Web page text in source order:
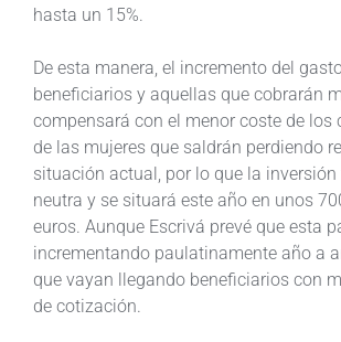
hasta un 15%.
De esta manera, el incremento del
beneficiarios y aquellas que cobrarán
compensará con el menor coste de los
de las mujeres que saldrán perdiendo
situación actual, por lo que la inversión
neutra y se situará este año en unos
euros. Aunque Escrivá prevé que esta
incrementando paulatinamente año a
que vayan llegando beneficiarios con
de cotización.